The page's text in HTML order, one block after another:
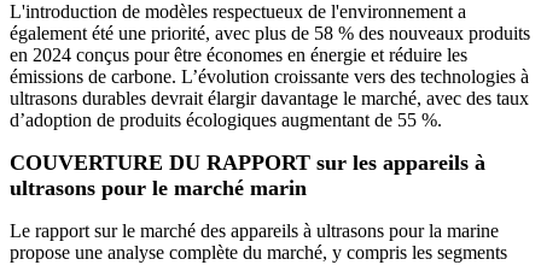
L'introduction de modèles respectueux de l'environnement a
également été une priorité, avec plus de 58 % des nouveaux produits
en 2024 conçus pour être économes en énergie et réduire les
émissions de carbone. L’évolution croissante vers des technologies à
ultrasons durables devrait élargir davantage le marché, avec des taux
d’adoption de produits écologiques augmentant de 55 %.
COUVERTURE DU RAPPORT sur les appareils à
ultrasons pour le marché marin
Le rapport sur le marché des appareils à ultrasons pour la marine
propose une analyse complète du marché, y compris les segments